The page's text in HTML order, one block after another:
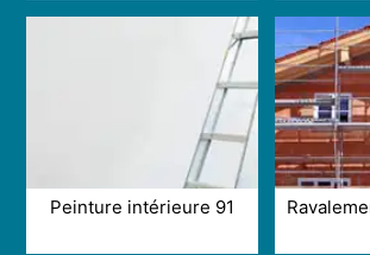
Peinture intérieure 91